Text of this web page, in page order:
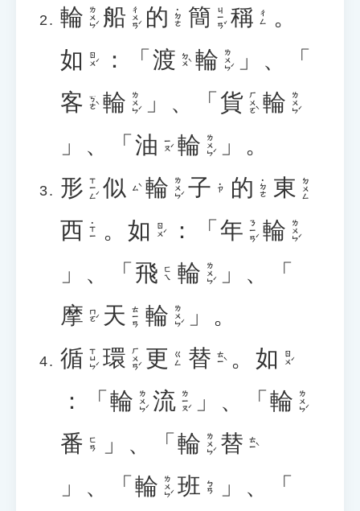
輪 ㄌㄨㄣˊ 船 ㄔㄨㄢˊ 的 ˙ㄉㄜ 簡 ㄐㄧㄢˇ 稱 ㄔㄥ
。
如 ㄖㄨˊ ：「 渡 ㄉㄨˋ 輪 ㄌㄨㄣˊ
」、「
客 ㄎㄜˋ 輪 ㄌㄨㄣˊ 」、「 貨 ㄏㄨㄛˋ 輪 ㄌㄨㄣˊ
」、「 油 ㄧㄡˊ 輪 ㄌㄨㄣˊ
」。
形 ㄒㄧㄥˊ 似 ㄙˋ 輪 ㄌㄨㄣˊ 子 ˙ㄗ 的 ˙ㄉㄜ 東 ㄉㄨㄥ
西 ˙ㄒㄧ 。 如 ㄖㄨˊ ：「 年 ㄋㄧㄢˊ 輪 ㄌㄨㄣˊ
」、「 飛 ㄈㄟ 輪 ㄌㄨㄣˊ
」、「
摩 ㄇㄛˊ 天 ㄊㄧㄢ 輪 ㄌㄨㄣˊ
」。
循 ㄒㄩㄣˊ 環 ㄏㄨㄢˊ 更 ㄍㄥ 替 ㄊㄧˋ 。 如 ㄖㄨˊ
：「 輪 ㄌㄨㄣˊ 流 ㄌㄧㄡˊ 」、「 輪 ㄌㄨㄣˊ
番 ㄈㄢ 」、「 輪 ㄌㄨㄣˊ 替 ㄊㄧˋ
」、「 輪 ㄌㄨㄣˊ 班 ㄅㄢ
」、「